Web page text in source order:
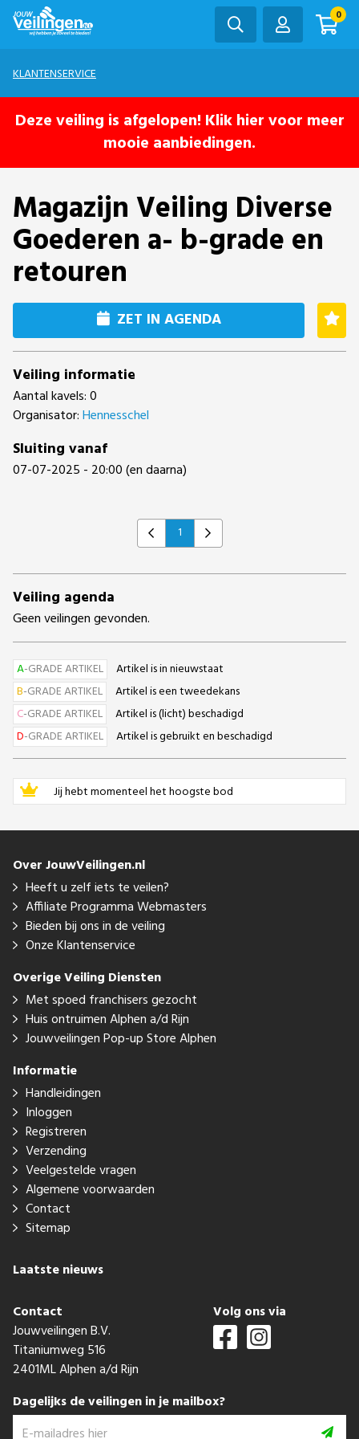
0
KLANTENSERVICE
Deze veiling is afgelopen! Klik hier voor meer
mooie aanbiedingen.
Magazijn Veiling Diverse
Goederen a- b-grade en
retouren
ZET IN AGENDA
Veiling informatie
Aantal kavels: 0
Organisator:Hennesschel
Sluiting vanaf
07-07-2025 - 20:00 (en daarna)
Previous
1 Next
Veiling agenda
Geen veilingen gevonden.
A-GRADE ARTIKEL
Artikel is in nieuwstaat
B-GRADE ARTIKEL
Artikel is een tweedekans
C-GRADE ARTIKEL
Artikel is (licht) beschadigd
D-GRADE ARTIKEL Artikel is gebruikt en beschadigd
Jij hebt momenteel het hoogste bod
Over JouwVeilingen.nl
Heeft u zelf iets te veilen?
Affiliate Programma Webmasters
Bieden bij ons in de veiling
Onze Klantenservice
Overige Veiling Diensten
Met spoed franchisers gezocht
Huis ontruimen Alphen a/d Rijn
Jouwveilingen Pop-up Store Alphen
Informatie
Handleidingen
Inloggen
Registreren
Verzending
Veelgestelde vragen
Algemene voorwaarden
Contact
Sitemap
Laatste nieuws
Contact
Jouwveilingen B.V.
Titaniumweg 516
2401ML Alphen a/d Rijn
Volg ons via
Dagelijks de veilingen in je mailbox?